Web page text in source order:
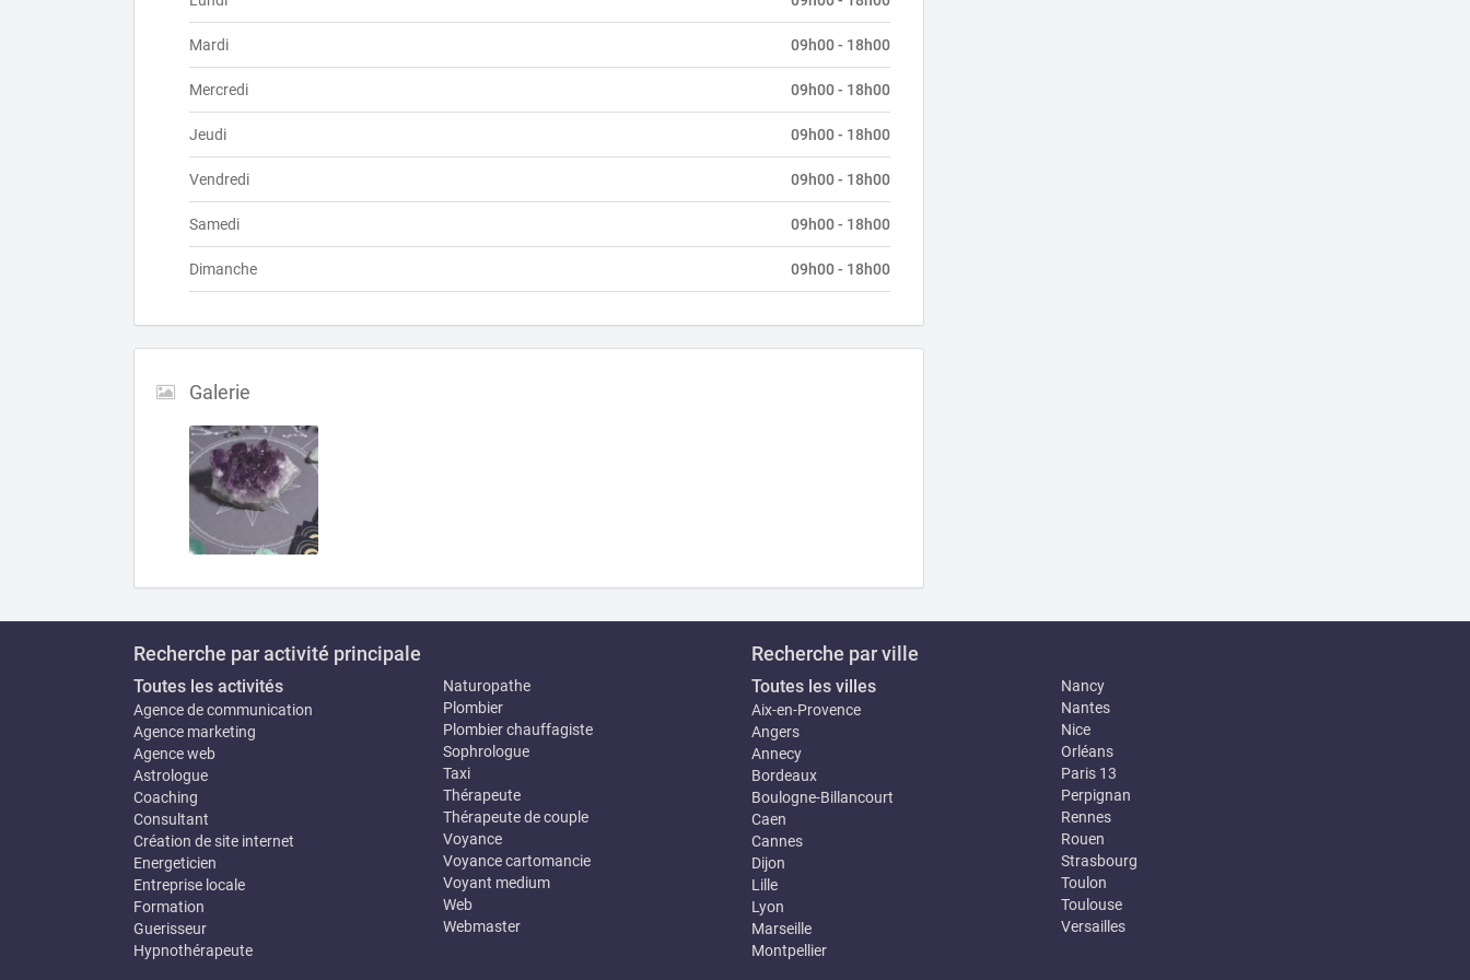
Mardi 09h00 - 18h00
Mercredi 09h00 - 18h00
Jeudi 09h00 - 18h00
Vendredi 09h00 - 18h00
Samedi 09h00 - 18h00
Dimanche 09h00 - 18h00
Galerie
Recherche par activité principale
Toutes les activités
Agence de communication
Agence marketing
Agence web
Astrologue
Coaching
Consultant
Création de site internet
Energeticien
Entreprise locale
Formation
Guerisseur
Hypnothérapeute
Naturopathe
Plombier
Plombier chauffagiste
Sophrologue
Taxi
Thérapeute
Thérapeute de couple
Voyance
Voyance cartomancie
Voyant medium
Web
Webmaster
Recherche par ville
Toutes les villes
Aix-en-Provence
Angers
Annecy
Bordeaux
Boulogne-Billancourt
Caen
Cannes
Dijon
Lille
Lyon
Marseille
Montpellier
Nancy
Nantes
Nice
Orléans
Paris 13
Perpignan
Rennes
Rouen
Strasbourg
Toulon
Toulouse
Versailles